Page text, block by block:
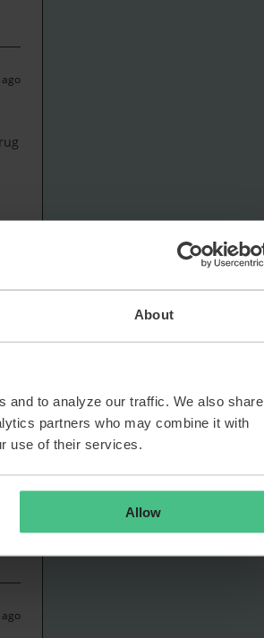
About
and to analyze our traffic. We also share
partners who may combine it with
use of their services.
Allow